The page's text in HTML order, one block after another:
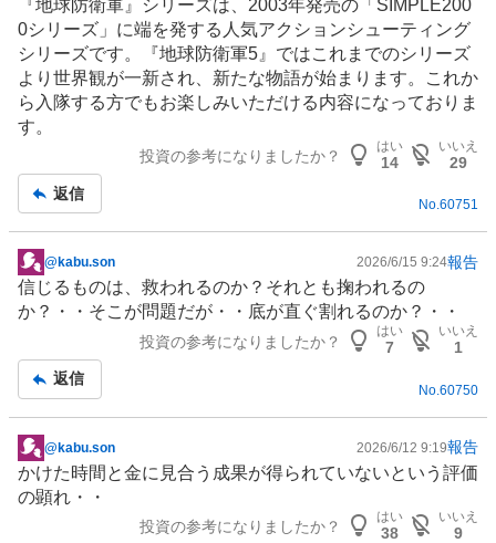
『地球防衛軍』シリーズは、2003年発売の「SIMPLE200
0シリーズ」に端を発する人気アクションシューティング
シリーズです。『地球防衛軍5』ではこれまでのシリーズ
より世界観が一新され、新たな物語が始まります。これか
ら入隊する方でもお楽しみいただける内容になっておりま
す。
投資の参考になりましたか？
はい
14
いいえ
29
返信
No.60751
掲
示
板
@kabu.son 2026/6/15 9:24報告
信じるものは、救われるのか？それとも掬われるの
か？・・そこが問題だが・・底が直ぐ割れるのか？・・
投資の参考になりましたか？
はい
7
いいえ
1
返信
No. 60750
掲
示
板
@kabu.son 2026/6/12 9:19報告
かけた時間と金に見合う成果が得られていないという評価
の顕れ・・
投資の参考になりましたか？
はい
38
いいえ
9